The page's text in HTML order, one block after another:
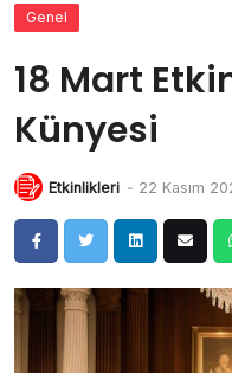
Genel
18 Mart
Künyesi
Etkinlikleri - 22 Kasım